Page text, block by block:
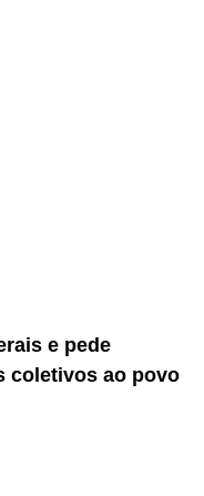
e pede
coletivos ao povo